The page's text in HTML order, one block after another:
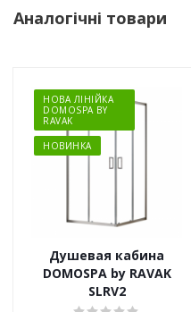
Аналогічні товари
НОВА ЛІНІЙКА
DOMOSPA BY
RAVAK
НОВИНКА
Душевая кабина
DOMOSPA by RAVAK
SLRV2